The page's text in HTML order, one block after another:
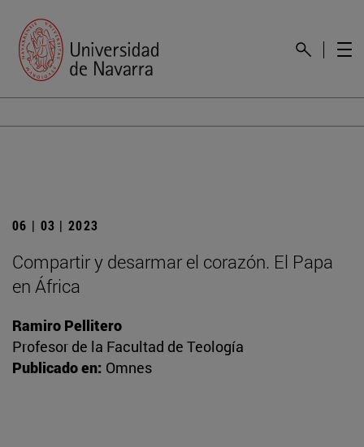
06 | 03 | 2023
Compartir y desarmar el corazón. El Papa
en África
Ramiro Pellitero
Profesor de la Facultad de Teología
Publicado en: Omnes